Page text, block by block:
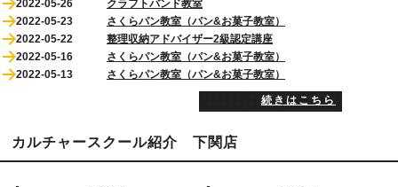
2022-05-26
クラフトバンド教室
2022-05-23
さくらパン教室（パン&お菓子教室）
2022-05-22
整理収納アドバイザー2級認定講座
2022-05-16
さくらパン教室（パン&お菓子教室）
2022-05-13
さくらパン教室（パン&お菓子教室）
続きはこちら
カルチャースクール紹介 下関店